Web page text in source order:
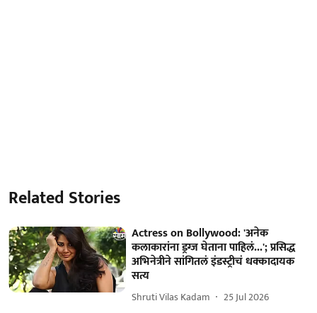
Related Stories
Actress on Bollywood: 'अनेक
कलाकारांना ड्रग्ज घेताना पाहिलं...'; प्रसिद्ध
अभिनेत्रीने सांगितलं इंडस्ट्रीचं धक्कादायक
सत्य
Shruti Vilas Kadam 25 Jul 2026